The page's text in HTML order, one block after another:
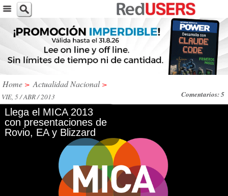
Home > Actualidad Nacional >
Comentarios: 5
VIE, 5 / ABR / 2013
Llega el MICA 2013
con presentaciones de
Rovio, EA y Blizzard